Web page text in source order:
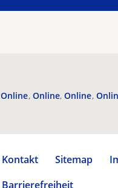
Online Online Online
Kontakt Sitemap
Barrierefreiheit